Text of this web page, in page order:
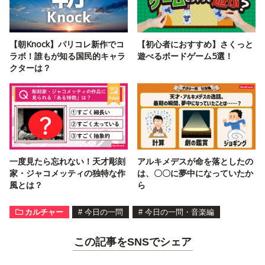
【朝Knock】パリコレ新作でコ
ラボ！誰もが知る国民的キャラ
クターは？
【初心者におすすめ】さくっと
遊べるボードゲーム5選！
一度見たら忘れない！天才彫刻
家・ジャコメッティの独特な作
風とは？
アルキメデスが命を落としたの
は、〇〇に夢中になっていたか
ら
カルチャー # 今日の一問 # 今日の一問・音楽編
この記事をSNSでシェア